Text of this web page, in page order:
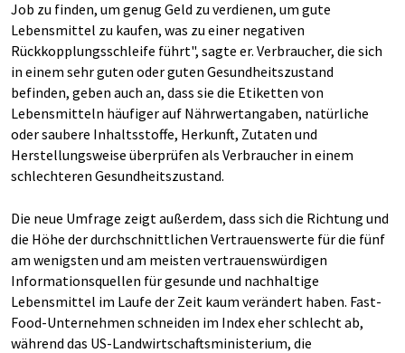
Job zu finden, um genug Geld zu verdienen, um gute
Lebensmittel zu kaufen, was zu einer negativen
Rückkopplungsschleife führt", sagte er. Verbraucher, die sich
in einem sehr guten oder guten Gesundheitszustand
befinden, geben auch an, dass sie die Etiketten von
Lebensmitteln häufiger auf Nährwertangaben, natürliche
oder saubere Inhaltsstoffe, Herkunft, Zutaten und
Herstellungsweise überprüfen als Verbraucher in einem
schlechteren Gesundheitszustand.
Die neue Umfrage zeigt außerdem, dass sich die Richtung und
die Höhe der durchschnittlichen Vertrauenswerte für die fünf
am wenigsten und am meisten vertrauenswürdigen
Informationsquellen für gesunde und nachhaltige
Lebensmittel im Laufe der Zeit kaum verändert haben. Fast-
Food-Unternehmen schneiden im Index eher schlecht ab,
während das US-Landwirtschaftsministerium, die